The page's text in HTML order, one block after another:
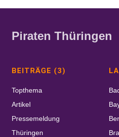
Piraten Thüringen
BEITRÄGE (3)
Topthema
Artikel
Pressemeldung
Thüringen